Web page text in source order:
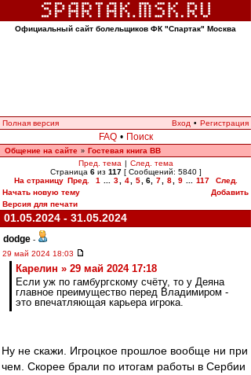
Официальный сайт болельщиков ФК "Спартак" Москва
Полная версия Вход • Регистрация
FAQ • Поиск
Общение на сайте » Гостевая книга ВВ
Пред. тема | След. тема
Страница 6из 117[ Сообщений: 5840 ]
На страницу Пред. 1 3 4 5 6, 7 8 9 117
След.
Начать новую тему
Добавить
Версия для печати
01.05.2024 - 31.05.2024
dodge -
29 май 2024 18:03
Карелин » 29 май 2024 17:18
Если уж по гамбургскому счёту, то у Деяна
главное преимущество перед Владимиром -
это впечатляющая карьера игрока.
Ну не скажи. Игроцкое прошлое вообще ни при
чем. Скорее брали по итогам работы в Сербии